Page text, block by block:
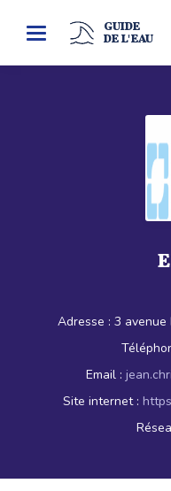
Toggle
GUIDE
DE L'EAU
Adresse : 3 avenue
Email :
Site internet :